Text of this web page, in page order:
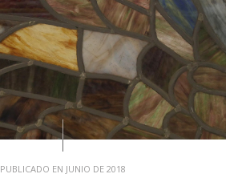
PUBLICADO EN JUNIO DE 2018